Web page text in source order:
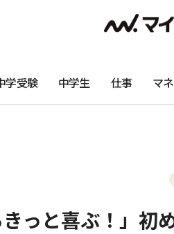
学受験 中学生 仕事 マ
きっと喜ぶ！」初